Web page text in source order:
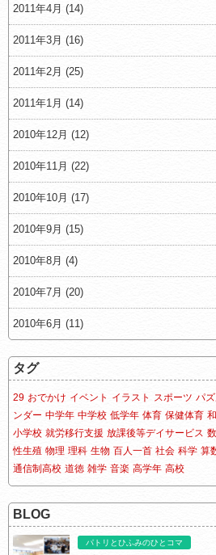
2011年4月 (14)
2011年3月 (16)
2011年2月 (25)
2011年1月 (14)
2010年12月 (12)
2010年11月 (22)
2010年10月 (17)
2010年9月 (15)
2010年8月 (4)
2010年7月 (20)
2010年6月 (11)
タグ
29 おでかけ イベント イラスト スポーツ パ
ンダー 中学年 中学校 低学年 体育 保健体育
小学校 就労移行支援 放課後等デイサービス
性生殖 物理 理科 生物 百人一首 社会 科学 算
通信制高校 道徳 雑学 音楽 高学年 高校
BLOG
パトリとひふみのひとコマ